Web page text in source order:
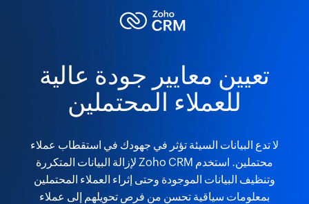
تعيين معايير جودة عالية
للعملاء المحتملين
لا تدع البيانات السيئة تؤثر في جهودك في استقطاب عملاء
محتملين. استخدم Zoho CRM لإزالة البيانات المتكررة
وتنظيف البيانات الموجودة وحتى إثراء العملاء المحتملين
بمعلومات سياقية تحسن من فرص تحويلهم إلى عملاء